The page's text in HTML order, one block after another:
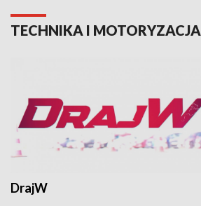
TECHNIKA I MOTORYZACJA
DrajW